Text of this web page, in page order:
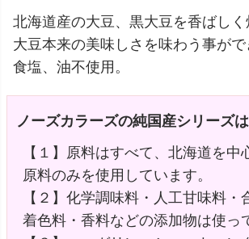
北海道産の大豆、黒大豆を香ばしく
大豆本来の美味しさを味わう事がで
食塩、油不使用。
ノーズカラーズの純国産シリーズは
【１】原料はすべて、北海道を中
原料のみを使用しています。
【２】化学調味料・人工甘味料・
着色料・香料などの添加物は使っ